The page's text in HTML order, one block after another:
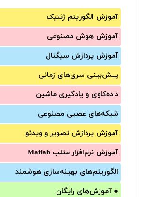
آموزش الگوریتم ژنتیک
آموزش‌ هوش مصنوعی
آموزش‌ پردازش سیگنال
پیش‌‌بینی سری‌‌های زمانی
داده‌کاوی و یادگیری ماشین
شبکه‌های عصبی مصنوعی
آموزش‌ پردازش تصویر و ویدئو
آموزش‌ نرم‌افزار متلب Matlab
الگوریتم‌های بهینه‌سازی هوشمند
● آموزش‌های رایگان